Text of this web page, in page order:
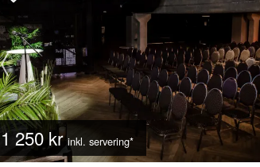
1 250 krinkl. servering*